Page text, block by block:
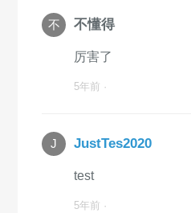
不 不懂得
厉害了
5年前 ·
J JustTes2020
test
5年前 ·